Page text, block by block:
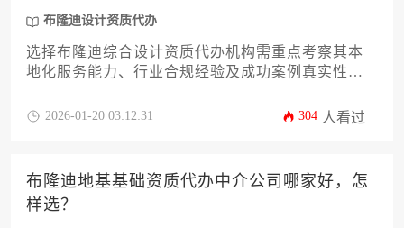
布隆迪设计资质代办
选择布隆迪综合设计资质代办机构需重点考察其本
地化服务能力、行业合规经验及成功案例真实性，
户口碑等因素进行综合决策。
2026-01-20 03:12:31 304 人看过
布隆迪地基基础资质代办中介公司哪家好，怎
样选？